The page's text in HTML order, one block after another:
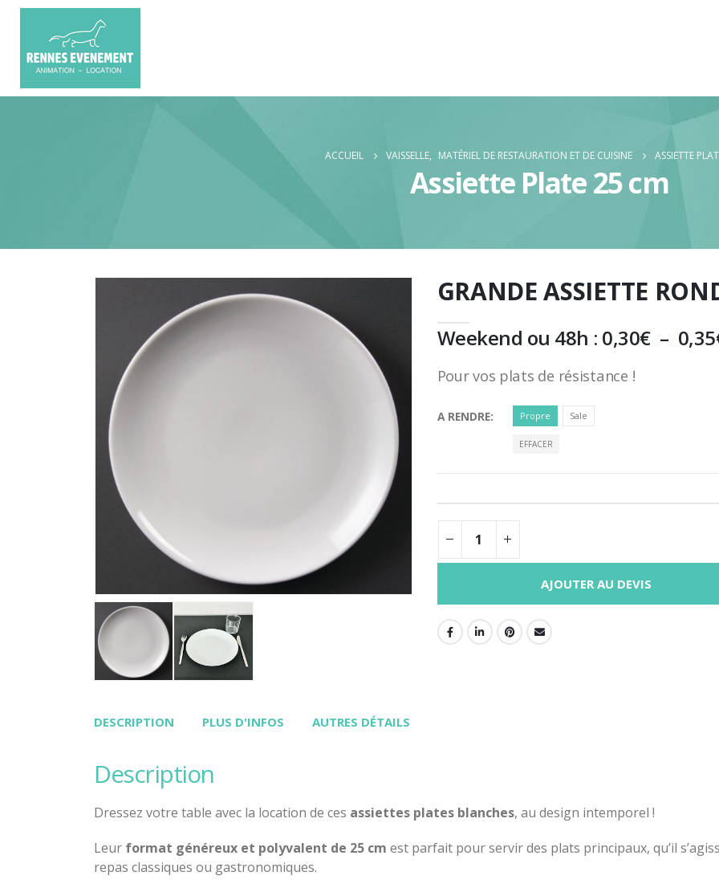
ACCUEIL VAISSELLE, MATÉRIEL DE RESTAURATION ET DE CUISINE ASSIETTE
Assiette Plate 25 cm
GRANDE ASSIETTE
Weekend ou 48h : 0,30€ – 0,35
Pour vos plats de résistance !
A RENDRE Propre Sale
EFFACER
AJOUTER AU DEVIS
DESCRIPTION PLUS D'INFOS AUTRES DÉTAILS
description
Dressez votre table avec la location de ces assiettes plates blanches, au design intemporel !
Leur format généreux et polyvalent de 25 cm est parfait pour servir des plats principaux, qu’il
repas classiques ou gastronomiques.